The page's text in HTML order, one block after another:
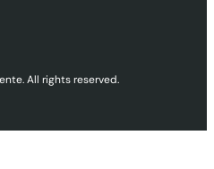
All rights reserved.